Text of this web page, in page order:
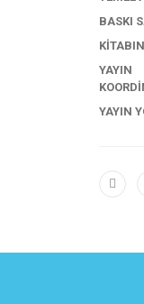
BASKI
YAYIN
YAYIN